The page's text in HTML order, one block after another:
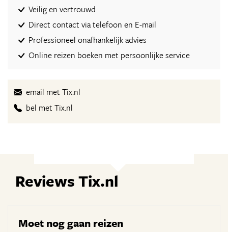
Veilig en vertrouwd
Direct contact via telefoon en E-mail
Professioneel onafhankelijk advies
Online reizen boeken met persoonlijke service
email met Tix.nl
bel met Tix.nl
Reviews Tix.nl
Moet nog gaan reizen